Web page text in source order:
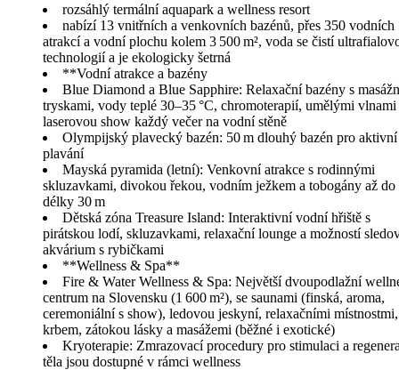
rozsáhlý termální aquapark a wellness resort
nabízí 13 vnitřních a venkovních bazénů, přes 350 vodních
atrakcí a vodní plochu kolem 3 500 m², voda se čistí
technologií a je ekologicky šetrná
**Vodní atrakce a bazény
Blue Diamond a Blue Sapphire: Relaxační bazény s
tryskami, vody teplé 30–35 °C, chromoterapií, umělými vlnami
laserovou show každý večer na vodní stěně
Olympijský plavecký bazén: 50 m dlouhý bazén pro aktivní
plavání
Mayská pyramida (letní): Venkovní atrakce s rodinnými
skluzavkami, divokou řekou, vodním ježkem a tobogány až do
délky 30 m
Dětská zóna Treasure Island: Interaktivní vodní hřiště s
pirátskou lodí, skluzavkami, relaxační lounge a možností
akvárium s rybičkami
**Wellness & Spa**
Fire & Water Wellness & Spa: Největší dvoupodlažní
centrum na Slovensku (1 600 m²), se saunami (finská, aroma,
ceremoniální s show), ledovou jeskyní, relaxačními
krbem, zátokou lásky a masážemi (běžné i exotické)
Kryoterapie: Zmrazovací procedury pro stimulaci a
těla jsou dostupné v rámci wellness